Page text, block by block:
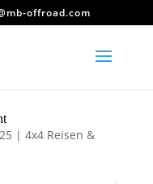
offroad.com
| 4x4 Reisen &